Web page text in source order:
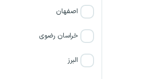
اصفهان
خراسان رضوی
البرز